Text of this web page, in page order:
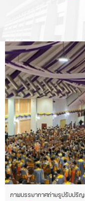
ภาพบรรยากาศถ่ายรูปรับปริ